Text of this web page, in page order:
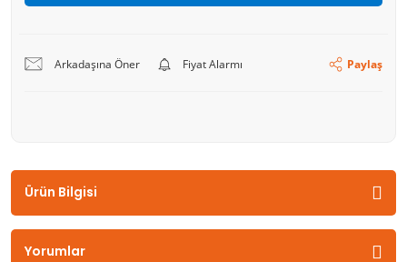
Arkadaşına Öner Fiyat Alarmı Paylaş
Ürün Bilgisi
Yorumlar